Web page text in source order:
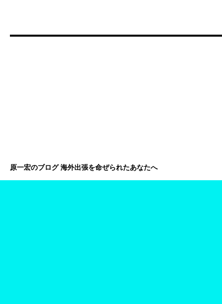
原一宏のブログ 海外出張を命ぜられたあなたへ